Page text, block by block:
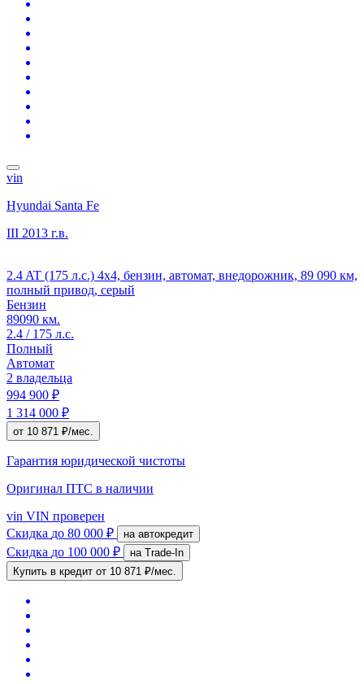
vin
Hyundai Santa Fe
III 2013 г.в.
2.4 AT (175 л.с.) 4x4, бензин, автомат, внедорожник, 89 090 км,
полный привод, серый
Бензин
89090 км.
2.4 / 175 л.с.
Полный
Автомат
2 владельца
994 900 ₽
1 314 000 ₽
от 10 871 ₽/мес.
Гарантия юридической чистоты
Оригинал ПТС в наличии
vin VIN проверен
Скидка до 80 000 ₽ на автокредит
Скидка до 100 000 ₽
на Trade-In
Купить в кредит от 10 871 ₽/мес.